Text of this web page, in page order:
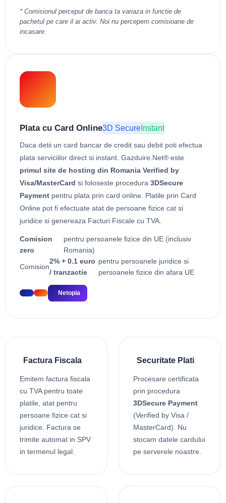
* Comisionul perceput de banca ta variaza in functie de
pachetul pe care il ai activ. Noi nu percepem comisioane de
incasare.
Plata cu Card Online3D Secure Instant
Daca detii un card bancar de credit sau debit poti efectua
plata serviciilor direct si instant. Gazduire.Net® este
primul site de hosting din Romania Verified by
Visa/MasterCard si foloseste procedura 3DSecure
Payment pentru plata prin card online. Platile prin Card
Online pot fi efectuate atat de persoane fizice cat si
juridice si genereaza Facturi Fiscale cu TVA.
Comision
zero
pentru persoanele fizice din UE (inclusiv
Romania)
Comision
2% + 0.1 euro
/ tranzactie
pentru persoanele juridice si
persoanele fizice din afara UE
Netopia
Factura Fiscala
Emitem factura fiscala
cu TVA pentru toate
platile, atat pentru
persoane fizice cat si
juridice. Factura se
trimite automat in SPV
in termenul legal.
Securitate Plati
Procesare certificata
prin procedura
3DSecure Payment
(Verified by Visa /
MasterCard). Nu
stocam datele cardului
pe serverele noastre.